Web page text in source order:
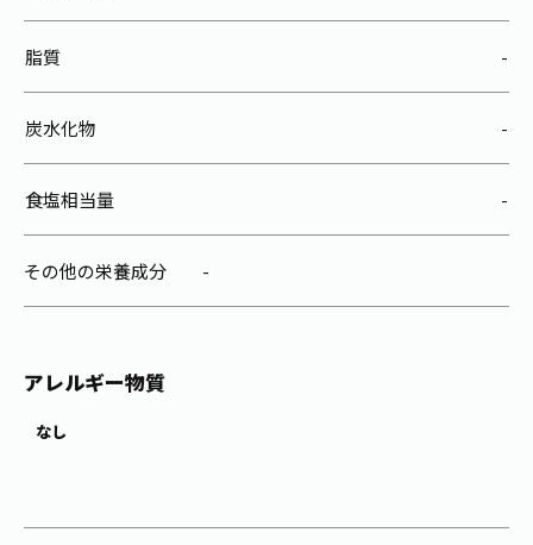
脂質 -
炭水化物 -
食塩相当量 -
その他の栄養成分 -
アレルギー物質
なし